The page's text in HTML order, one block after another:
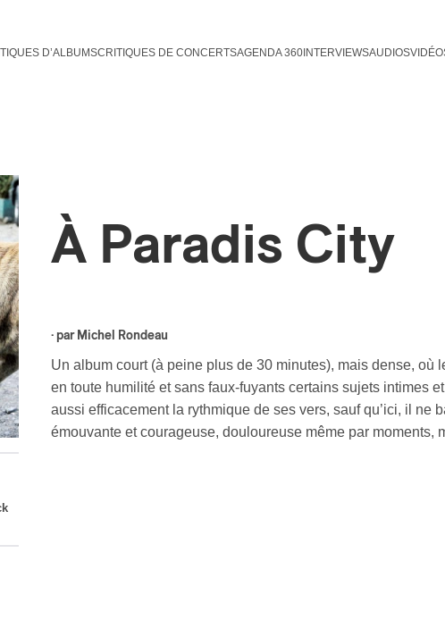
D’ALBUMSCRITIQUES DE CONCERTSAGENDA 360INTERVIEWSAUDIOS
À Paradis City
· par Michel Rondeau
Un album court (à peine plus de 30 minutes), mais dense,
en toute humilité et sans faux-fuyants certains sujets intimes
aussi efficacement la rythmique de ses vers, sauf qu’ici, il
émouvante et courageuse, douloureuse même par moments,